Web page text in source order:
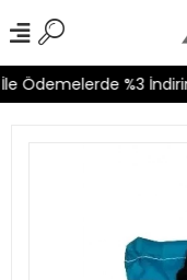
Ödemelerde %3